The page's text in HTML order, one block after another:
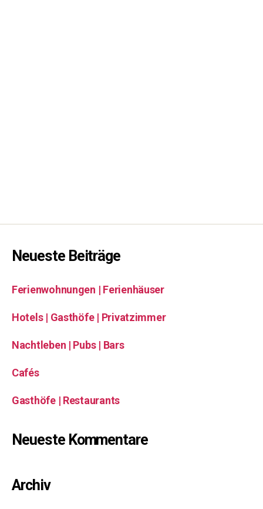
Neueste Beiträge
Ferienwohnungen | Ferienhäuser
Hotels | Gasthöfe | Privatzimmer
Nachtleben | Pubs | Bars
Cafés
Gasthöfe | Restaurants
Neueste Kommentare
Archiv